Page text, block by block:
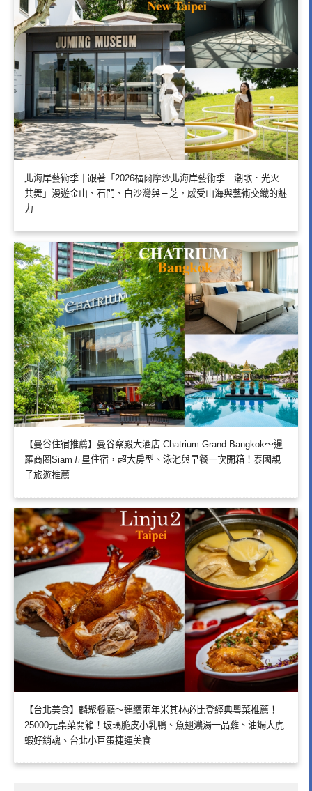
北海岸藝術季｜跟著「2026福爾摩沙北海岸藝術季－潮歌．光火
共舞」漫遊金山、石門、白沙灣與三芝，感受山海與藝術交織的魅
力
【曼谷住宿推薦】曼谷察殿大酒店 Chatrium Grand Bangkok～暹
羅商圈Siam五星住宿，超大房型、泳池與早餐一次開箱！泰國親
子旅遊推薦
【台北美食】麟聚餐廳～連續兩年米其林必比登經典粵菜推薦！
25000元桌菜開箱！玻璃脆皮小乳鴨、魚翅濃湯一品雞、油焗大虎
蝦好銷魂、台北小巨蛋捷運美食